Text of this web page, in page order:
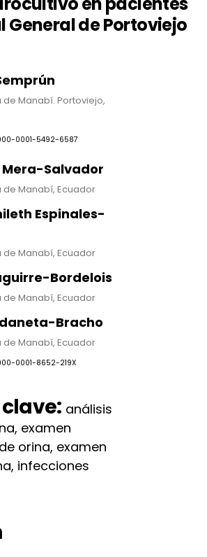
General de Portoviejo
Manabí. Portoviejo,
0001-5492-6587
Mera-Salvador
Manabí, Ecuador
Espinales-
Manabí, Ecuador
Bordelois
Manabí, Ecuador
Bracho
Manabí, Ecuador
0001-8652-219X
análisis
examen
orina, examen
infecciones